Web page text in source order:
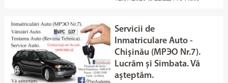
Servicii de
Inmatriculare Auto -
Chişinău (МРЭО Nr.7).
Lucrăm și Simbata. Vă
așteptăm.